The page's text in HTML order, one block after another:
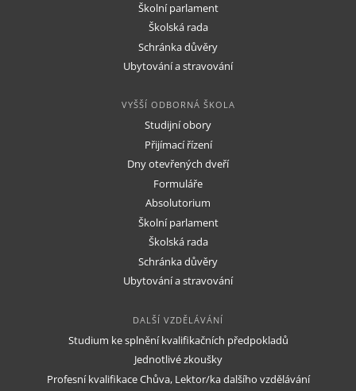
Školní parlament
Školská rada
Schránka důvěry
Ubytování a stravování
VYŠŠÍ ODBORNÁ ŠKOLA
Studijní obory
Přijímací řízení
Dny otevřených dveří
Formuláře
Absolutorium
Školní parlament
Školská rada
Schránka důvěry
Ubytování a stravování
DALŠÍ VZDĚLÁVÁNÍ
Studium ke splnění kvalifikačních předpokladů
Jednotlivé zkoušky
Profesní kvalifikace Chůva, Lektor/ka dalšího vzdělávání